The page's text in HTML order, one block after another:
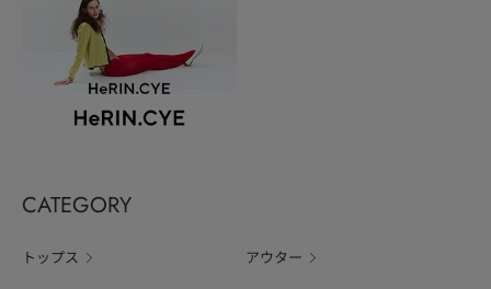
CATEGORY
トップス アウター